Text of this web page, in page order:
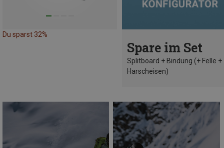
Du sparst 32%
Spare im Set
Splitboard + Bindung (+ Felle +
Harscheisen)